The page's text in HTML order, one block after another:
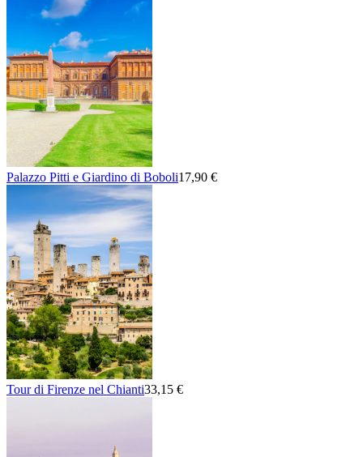
Palazzo Pitti e Giardino di Boboli17,90 €
Tour di Firenze nel Chianti33,15 €